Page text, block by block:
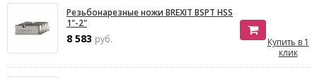
Резьбонарезные ножи BREXIT BSPT HSS
1"-2"
8 583 руб.
Купить в 1
клик